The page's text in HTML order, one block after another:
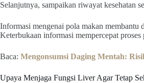
Selanjutnya, sampaikan riwayat kesehatan
Informasi mengenai pola makan membantu
Keterbukaan informasi mempercepat
Baca: Mengonsumsi Daging Mentah:
Upaya Menjaga Fungsi Liver Agar Tetap